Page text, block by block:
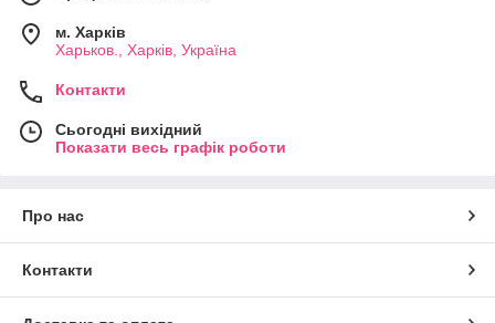
м. Харків
Харьков., Харків, Україна
Контакти
Сьогодні вихідний
Показати весь графік роботи
Про нас
Контакти